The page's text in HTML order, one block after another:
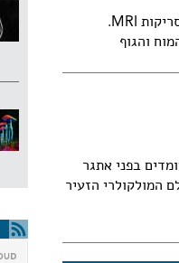
מדעני מכון ויצמן למדע "הזריקו" צבע לסריקות MRI.
והגוף
בפני אתגר
המולקולרי הזעיר